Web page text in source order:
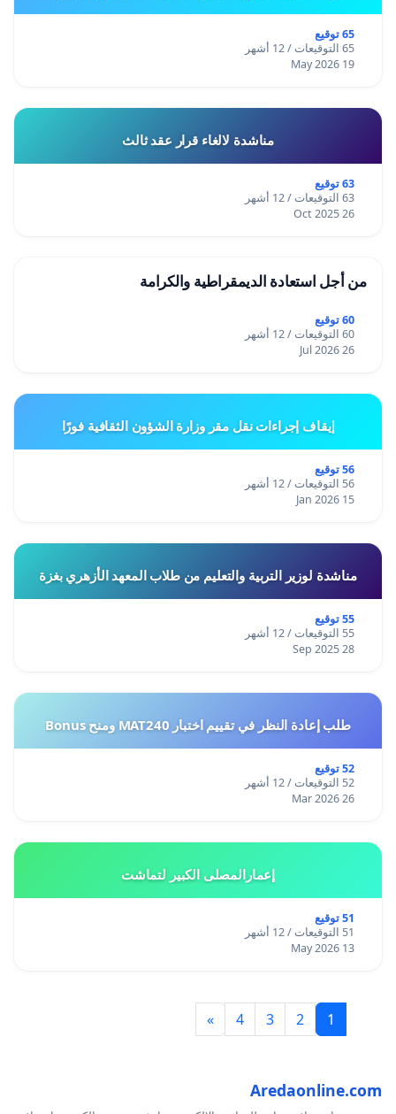
65 توقيع
65 التوقيعات / 12 أشهر
19 May 2026
مناشدة لالغاء قرار عقد ثالث
63 توقيع
63 التوقيعات / 12 أشهر
26 Oct 2025
من أجل استعادة الديمقراطية والكرامة
60 توقيع
60 التوقيعات / 12 أشهر
26 Jul 2026
إيقاف إجراءات نقل مقر وزارة الشؤون الثقافية فورًا
56 توقيع
56 التوقيعات / 12 أشهر
15 Jan 2026
مناشدة لوزير التربية والتعليم من طلاب المعهد الأزهري بغزة
55 توقيع
55 التوقيعات / 12 أشهر
28 Sep 2025
طلب إعادة النظر في تقييم اختبار MAT240 ومنح Bonus
52 توقيع
52 التوقيعات / 12 أشهر
26 Mar 2026
إعمارالمصلى الكبير لتماشت
51 توقيع
51 التوقيعات / 12 أشهر
13 May 2026
1
2
3
4
»
Aredaonline.com